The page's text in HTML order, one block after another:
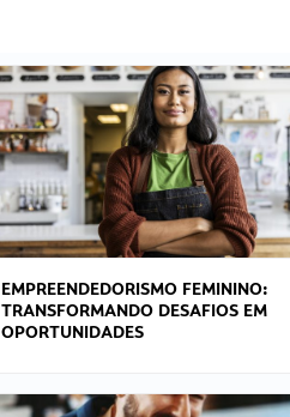
EMPREENDEDORISMO FEMININO:
TRANSFORMANDO DESAFIOS EM
OPORTUNIDADES